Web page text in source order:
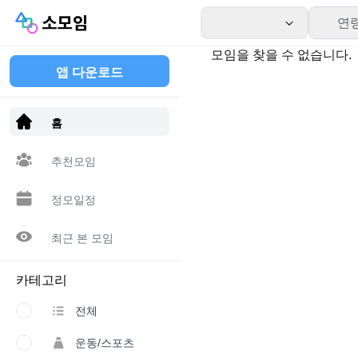
연
앱 다운로드
홈
추천모임
정모일정
최근 본 모임
카테고리
전체
운동/스포츠
모임을 찾을 수 없습니다.